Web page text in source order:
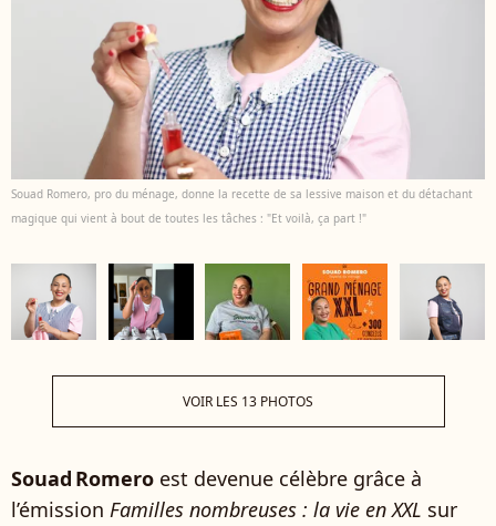
Souad Romero, pro du ménage, donne la recette de sa lessive maison et du détachant
magique qui vient à bout de toutes les tâches : "Et voilà, ça part !"
VOIR LES 13 PHOTOS
Souad Romero est devenue célèbre grâce à
l’émission Familles nombreuses : la vie en XXL sur